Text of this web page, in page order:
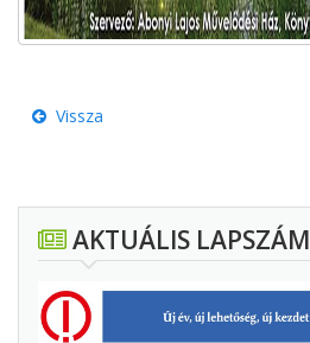
Vissza
AKTUÁLIS LAPSZÁM